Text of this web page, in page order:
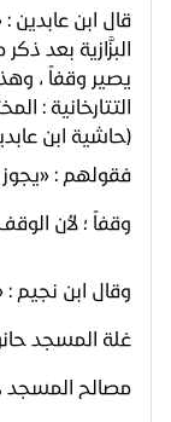
قال ابن
البزَّازية بعد
يصير وقفاً ،
التتارخانية :
(حاشية ابن عابدين 4/
فقولهم :
وقفاً ؛ لأن
وقال ابن نجيم
غلة المسجد
مصالح المسجد ،